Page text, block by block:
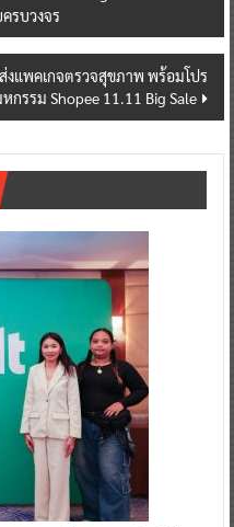
รบวงจร
แพคเกจตรวจสุขภาพ พร้อมโปร
กรรม Shopee 11.11 Big Sale